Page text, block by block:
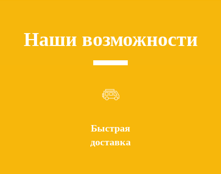
Наши возможности
Быстрая
доставка